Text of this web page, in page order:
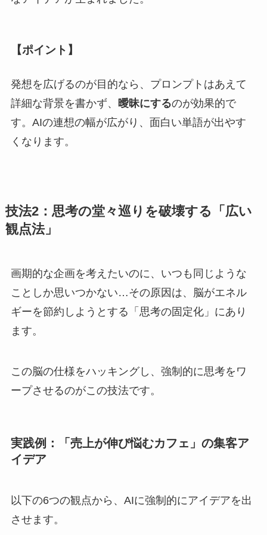
【ポイント】
発想を広げるのが目的なら、プロンプトはあえて
詳細な背景を書かず、 曖昧にするのが効果的で
す。AIの連想の幅が広がり、面白い単語が出やす
くなります。
技法2：思考の堂々巡りを破壊する「広い
観点法」
画期的な企画を考えたいのに、いつも同じような
ことしか思いつかない…その原因は、脳がエネル
ギーを節約しようとする「思考の固定化」にあり
ます。
この脳の仕様をハッキングし、強制的に思考をワ
ープさせるのがこの技法です。
実践例：「売上が伸び悩むカフェ」の集客ア
イデア
以下の6つの観点から、AIに強制的にアイデアを出
させます。